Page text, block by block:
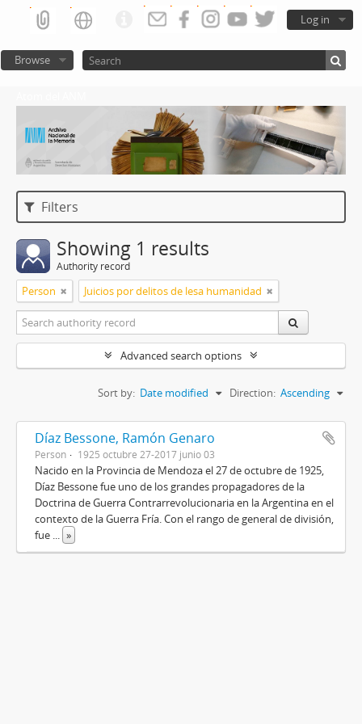
Log in
Browse
Filters
Showing 1 results
Authority record
Person Juicios por delitos de lesa humanidad
Advanced search options
Sort by: Date modified Direction: Ascending
Díaz Bessone, Ramón Genaro
Person 1925 octubre 27-2017 junio 03
Nacido en la Provincia de Mendoza el 27 de octubre de 1925,
Díaz Bessone fue uno de los grandes propagadores de la
Doctrina de Guerra Contrarrevolucionaria en la Argentina en el
contexto de la Guerra Fría. Con el rango de general de división,
fue ... »